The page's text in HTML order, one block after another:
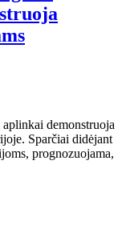
demonstruoja
Sparčiai didėjant
prognozuojama,